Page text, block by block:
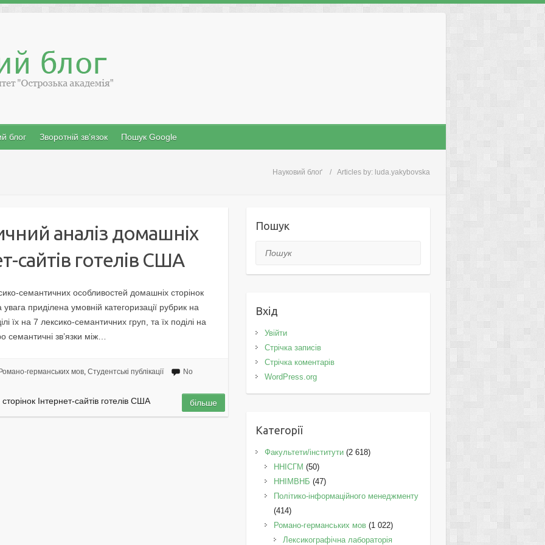
блог Зворотній зв’язок Пошук Google
Науковий блоґ Articles by: luda.yakybovska
аналіз домашніх
сайтів готелів США
семантичних особливостей домашніх сторінок
приділена умовній категоризацiї рубрик на
їх на 7 лексико-семантичних груп, та їх поділі на
семантичні зв’язки між…
Романо-германських мов, Студентські публікації
No
Інтернет-сайтів готелів США більше
Пошук
Пошук
Вхід
Увійти
Стрічка записів
Стрічка коментарів
WordPress.org
Категорії
Факультети/інститути(2 618)
ННІСГМ (50)
ННІМВНБ (47)
Політико-інформаційного менеджменту
(414)
Романо-германських мов(1 022)
Лексикографічна лабораторія